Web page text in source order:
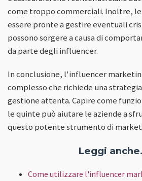
come troppo commerciali. Inoltre, le
essere pronte a gestire eventuali
possono sorgere a causa di
da parte degli influencer.
In conclusione, l'influencer
complesso che richiede una
gestione attenta. Capire come
le quinte può aiutare le aziende a
questo potente strumento di
Leggi
Come utilizzare l'influencer